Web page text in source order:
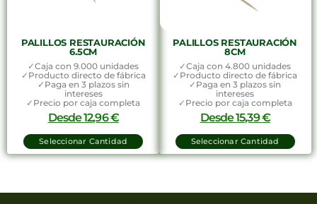
PALILLOS RESTAURACIÓN
6.5CM
✓Caja con 9.000 unidades
✓Producto directo de fábrica
✓Paga en 3 plazos sin
intereses
✓Precio por caja completa
Desde12,96€
Seleccionar Cantidad
PALILLOS RESTAURACIÓN
8CM
✓Caja con 4.800 unidades
✓Producto directo de fábrica
✓Paga en 3 plazos sin
intereses
✓Precio por caja completa
Desde15,39€
Seleccionar Cantidad